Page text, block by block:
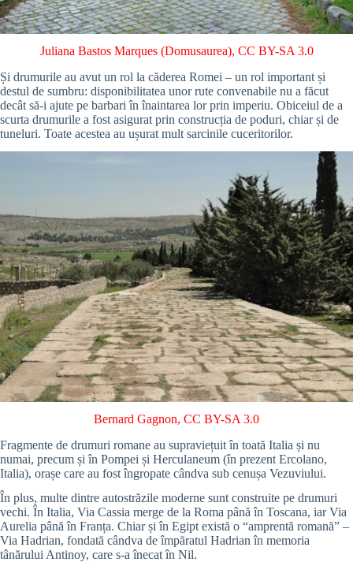
Juliana Bastos Marques (Domusaurea), CC BY-SA 3.0
Și drumurile au avut un rol la căderea Romei – un rol important și
destul de sumbru: disponibilitatea unor rute convenabile nu a făcut
decât să-i ajute pe barbari în înaintarea lor prin imperiu. Obiceiul de a
scurta drumurile a fost asigurat prin construcția de poduri, chiar și de
tuneluri. Toate acestea au ușurat mult sarcinile cuceritorilor.
Bernard Gagnon, CC BY-SA 3.0
Fragmente de drumuri romane au supraviețuit în toată Italia și nu
numai, precum și în Pompei și Herculaneum (în prezent Ercolano,
Italia), orașe care au fost îngropate cândva sub cenușa Vezuviului.
În plus, multe dintre autostrăzile moderne sunt construite pe drumuri
vechi. În Italia, Via Cassia merge de la Roma până în Toscana, iar Via
Aurelia până în Franța. Chiar și în Egipt există o “amprentă romană” –
Via Hadrian, fondată cândva de împăratul Hadrian în memoria
tânărului Antinoy, care s-a înecat în Nil.